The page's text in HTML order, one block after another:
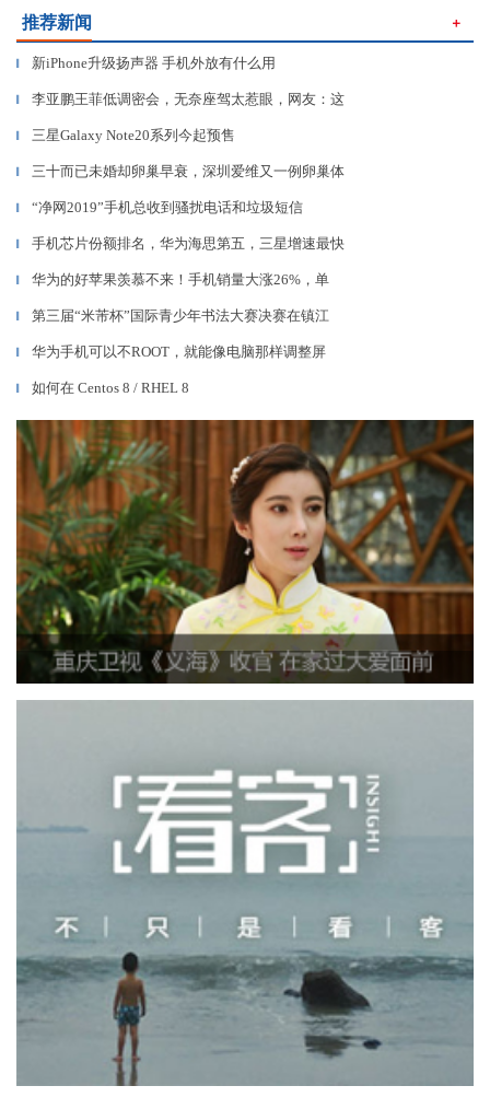
推荐新闻 ＋
▎ 新iPhone升级扬声器 手机外放有什么用
▎ 李亚鹏王菲低调密会，无奈座驾太惹眼，网友：这
▎ 三星Galaxy Note20系列今起预售
▎ 三十而已未婚却卵巢早衰，深圳爱维又一例卵巢体
▎ “净网2019”手机总收到骚扰电话和垃圾短信
▎ 手机芯片份额排名，华为海思第五，三星增速最快
▎ 华为的好苹果羡慕不来！手机销量大涨26%，单
▎ 第三届“米芾杯”国际青少年书法大赛决赛在镇江
▎ 华为手机可以不ROOT，就能像电脑那样调整屏
▎ 如何在 Centos 8 / RHEL 8